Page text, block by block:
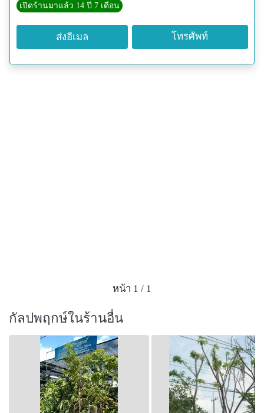
เปิดร้านมาแล้ว 14 ปี 7 เดือน
ส่งอีเมล โทรศัพท์
หน้า 1 / 1
กัลปพฤกษ์ในร้านอื่น